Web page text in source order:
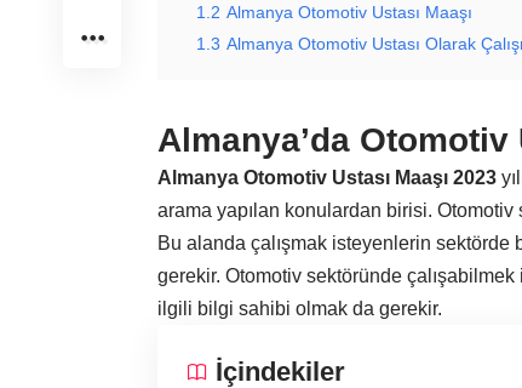
1.2 Almanya Otomotiv Ustası Maaşı
1.3 Almanya Otomotiv Ustası Olarak
Almanya’da Otomotiv
Almanya Otomotiv Ustası Maaşı 2023
arama yapılan konulardan birisi.
Bu alanda çalışmak isteyenlerin
gerekir. Otomotiv sektöründe
ilgili bilgi sahibi olmak da gerekir.
İçindekiler